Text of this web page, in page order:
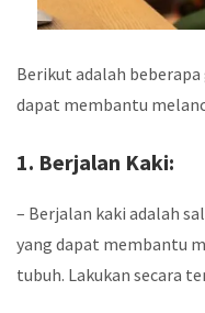
Berikut adalah
dapat membantu
1. Berjalan Kaki:
– Berjalan kaki adalah
yang dapat membantu
tubuh. Lakukan secara